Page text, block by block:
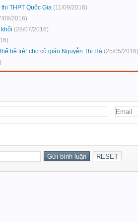
THPT Quốc Gia (11/09/2016)
09/2016)
(28/07/2016)
hệ trẻ” cho cô giáo Nguyễn Thị Hà (25/05/2016)